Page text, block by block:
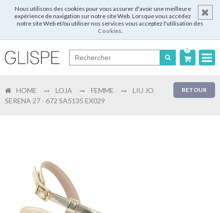
Nous utilisons des cookies pour vous assurer d'avoir une meilleure
expérience de navigation sur notre site Web. Lorsque vous accédez
notre site Web et/ou utiliser nos services vous acceptez l'utilisation des
Cookies.
0
English
Login
RETOUR
HOME LOJA FEMME
LIU JO
SERENA 27 - 672 SA5135 EX029